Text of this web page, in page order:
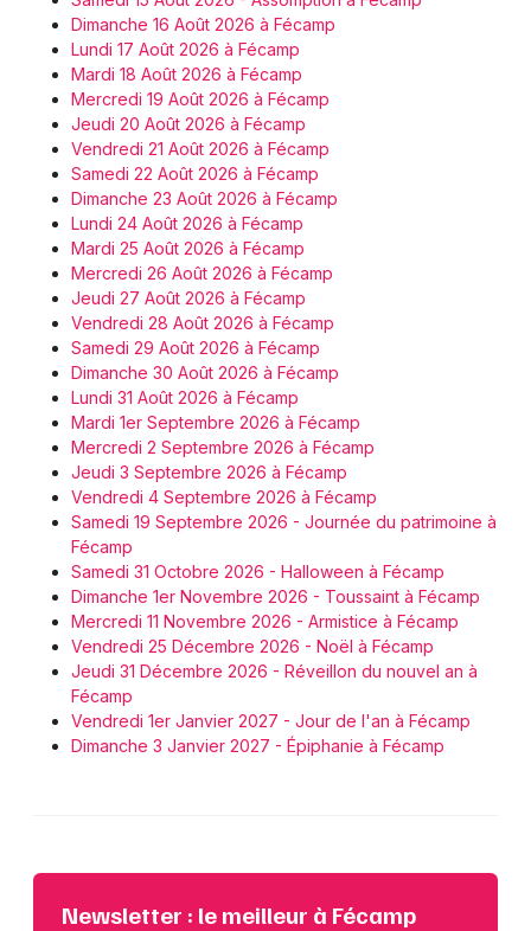
Dimanche 16 Août 2026 à Fécamp
Lundi 17 Août 2026 à Fécamp
Mardi 18 Août 2026 à Fécamp
Mercredi 19 Août 2026 à Fécamp
Jeudi 20 Août 2026 à Fécamp
Vendredi 21 Août 2026 à Fécamp
Samedi 22 Août 2026 à Fécamp
Dimanche 23 Août 2026 à Fécamp
Lundi 24 Août 2026 à Fécamp
Mardi 25 Août 2026 à Fécamp
Mercredi 26 Août 2026 à Fécamp
Jeudi 27 Août 2026 à Fécamp
Vendredi 28 Août 2026 à Fécamp
Samedi 29 Août 2026 à Fécamp
Dimanche 30 Août 2026 à Fécamp
Lundi 31 Août 2026 à Fécamp
Mardi 1er Septembre 2026 à Fécamp
Mercredi 2 Septembre 2026 à Fécamp
Jeudi 3 Septembre 2026 à Fécamp
Vendredi 4 Septembre 2026 à Fécamp
Samedi 19 Septembre 2026 - Journée du patrimoine à
Fécamp
Samedi 31 Octobre 2026 - Halloween à Fécamp
Dimanche 1er Novembre 2026 - Toussaint à Fécamp
Mercredi 11 Novembre 2026 - Armistice à Fécamp
Vendredi 25 Décembre 2026 - Noël à Fécamp
Jeudi 31 Décembre 2026 - Réveillon du nouvel an à
Fécamp
Vendredi 1er Janvier 2027 - Jour de l'an à Fécamp
Dimanche 3 Janvier 2027 - Épiphanie à Fécamp
Newsletter : le meilleur à Fécamp